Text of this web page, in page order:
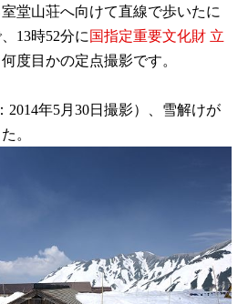
堂山荘へ向けて直線で歩いたに
13時52分に 国指定重要文化財 立
度目かの定点撮影です。
2014年5月30日撮影）、雪解けが
。